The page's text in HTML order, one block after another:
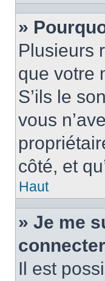
»
Plusieurs
que votre
S’ils le
vous
côté, et
Haut
» Je me
Il est